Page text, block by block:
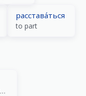
расстава́ться
to part
to throw off; to shed; to reduce; to reset